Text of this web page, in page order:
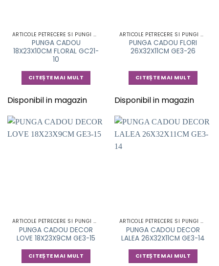
ARTICOLE PETRECERE SI PUNGI CADOU
PUNGA CADOU
18X23X10CM FLORAL GC21-
10
CITEȘTE MAI MULT
Disponibil in magazin
ARTICOLE PETRECERE SI PUNGI CADOU
PUNGA CADOU FLORI
26X32X11CM GE3-26
CITEȘTE MAI MULT
Disponibil in magazin
ARTICOLE PETRECERE SI PUNGI CADOU
PUNGA CADOU DECOR
LOVE 18X23X9CM GE3-15
CITEȘTE MAI MULT
ARTICOLE PETRECERE SI PUNGI CADOU
PUNGA CADOU DECOR
LALEA 26X32X11CM GE3-14
CITEȘTE MAI MULT